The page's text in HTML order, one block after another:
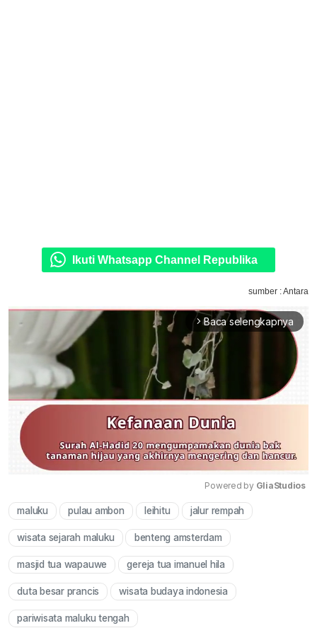
Ikuti Whatsapp Channel Republika
sumber : Antara
arrow_forward_ios Baca selengkapnya
Powered by GliaStudios
maluku pulau ambon leihitu jalur rempah
wisata sejarah maluku benteng amsterdam
masjid tua wapauwe gereja tua imanuel hila
duta besar prancis wisata budaya indonesia
pariwisata maluku tengah